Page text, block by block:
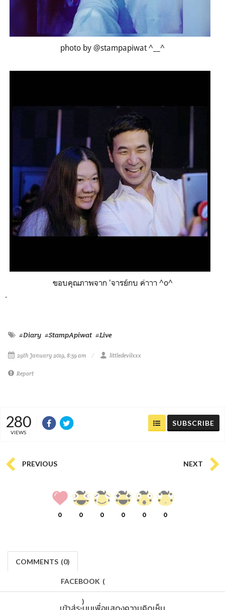
photo by @stampapiwat ^__^
ขอบคุณภาพจาก 'จารย์กบ ค่าาา ^o^
.
#Diary #StampApiwat #Live
29th January 2019, 8:59 am littledevilxxx
Report
280
VIEWS
SUBSCRIBE
PREVIOUS NEXT
0 0 0 0 0 0
COMMENTS (0)
FACEBOOK (
)